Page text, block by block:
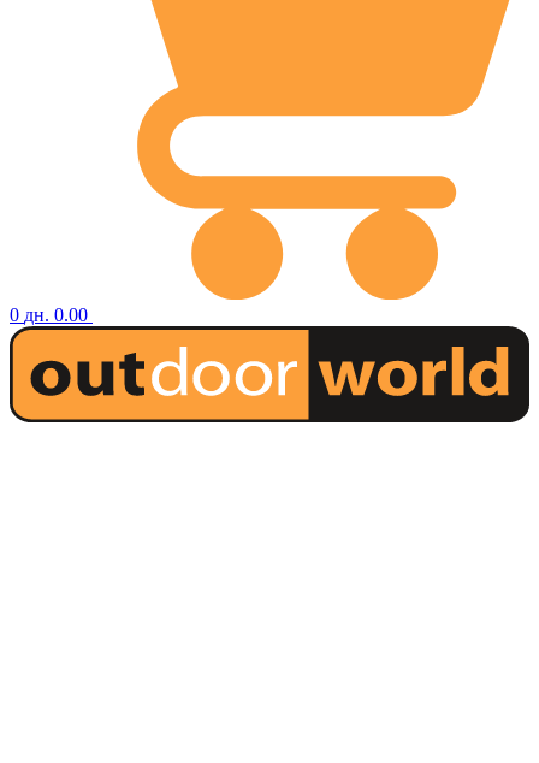
0 дн. 0.00